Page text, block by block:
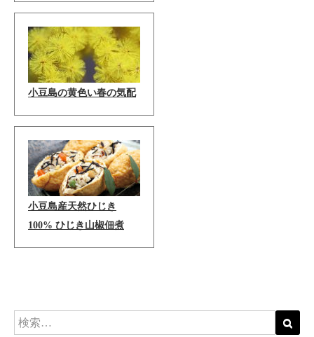
小豆島の黄色い春の気配
小豆島産天然ひじき
100% ひじき山椒佃煮